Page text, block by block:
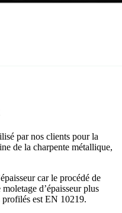
par nos clients pour la
de la charpente métallique,
car le procédé de
d’épaisseur plus
est EN 10219.